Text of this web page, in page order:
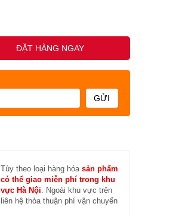
ĐẶT HÀNG NGAY
GỬI
Tùy theo loại hàng hóa sản phẩm
có thể giao miễn phí trong khu
vực Hà Nội. Ngoài khu vực trên
liên hệ thỏa thuận phí vận chuyển